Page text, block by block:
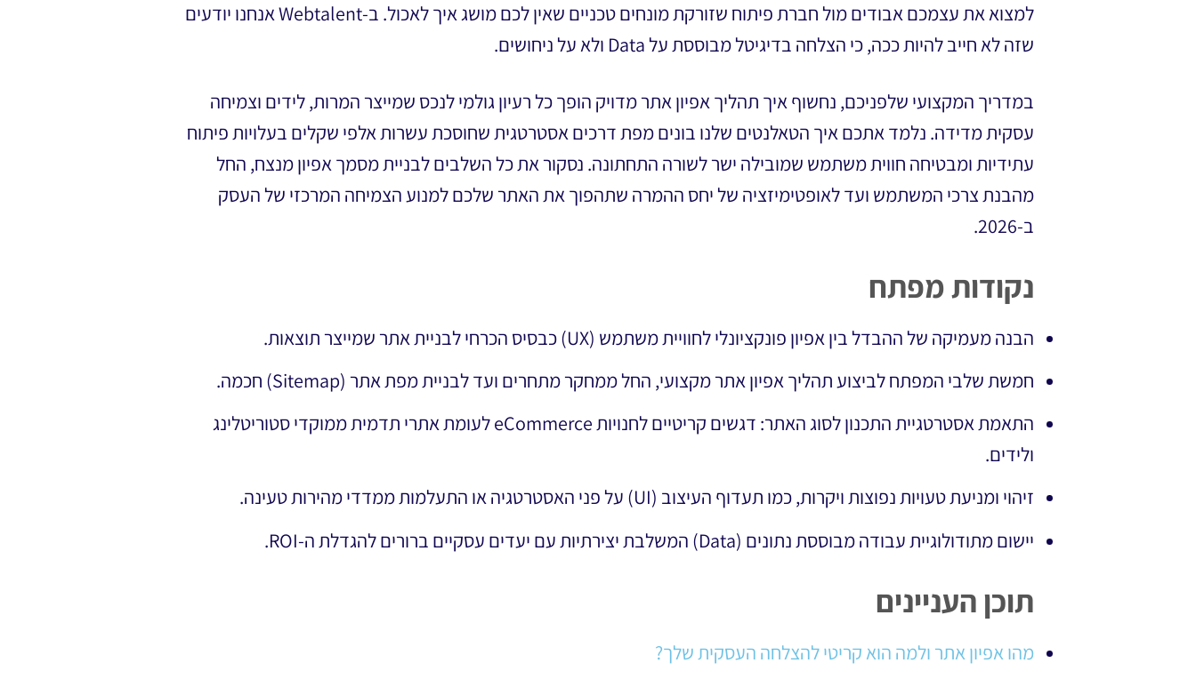
למצוא את עצמכם אבודים מול חברת פיתוח שזורקת מונחים טכניים שאין לכם מושג איך לאכול. ב-Webtalent אנחנו יודעים
שזה לא חייב להיות ככה, כי הצלחה בדיגיטל מבוססת על Data ולא על ניחושים.
במדריך המקצועי שלפניכם, נחשוף איך תהליך אפיון אתר מדויק הופך כל רעיון גולמי לנכס שמייצר המרות, לידים וצמיחה
עסקית מדידה. נלמד אתכם איך הטאלנטים שלנו בונים מפת דרכים אסטרטגית שחוסכת עשרות אלפי שקלים בעלויות פיתוח
עתידיות ומבטיחה חווית משתמש שמובילה ישר לשורה התחתונה. נסקור את כל השלבים לבניית מסמך אפיון מנצח, החל
מהבנת צרכי המשתמש ועד לאופטימיזציה של יחס ההמרה שתהפוך את האתר שלכם למנוע הצמיחה המרכזי של העסק
ב-2026.
נקודות מפתח
הבנה מעמיקה של ההבדל בין אפיון פונקציונלי לחוויית משתמש (UX) כבסיס הכרחי לבניית אתר שמייצר תוצאות.
חמשת שלבי המפתח לביצוע תהליך אפיון אתר מקצועי, החל ממחקר מתחרים ועד לבניית מפת אתר (Sitemap) חכמה.
התאמת אסטרטגיית התכנון לסוג האתר: דגשים קריטיים לחנויות eCommerce לעומת אתרי תדמית ממוקדי סטוריטלינג
ולידים.
זיהוי ומניעת טעויות נפוצות ויקרות, כמו תעדוף העיצוב (UI) על פני האסטרטגיה או התעלמות ממדדי מהירות טעינה.
יישום מתודולוגיית עבודה מבוססת נתונים (Data) המשלבת יצירתיות עם יעדים עסקיים ברורים להגדלת ה-ROI.
תוכן העניינים
מהו אפיון אתר ולמה הוא קריטי להצלחה העסקית שלך?